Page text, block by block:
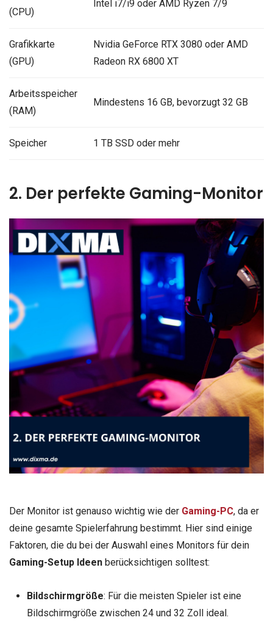
(CPU)
Intel i7/i9 oder AMD Ryzen 7/9
Grafikkarte
(GPU)
Nvidia GeForce RTX 3080 oder AMD
Radeon RX 6800 XT
Arbeitsspeicher
(RAM)
Mindestens 16 GB, bevorzugt 32 GB
Speicher 1 TB SSD oder mehr
2. Der perfekte Gaming-Monitor
Der Monitor ist genauso wichtig wie der Gaming-PC, da er
deine gesamte Spielerfahrung bestimmt. Hier sind einige
Faktoren, die du bei der Auswahl eines Monitors für dein
Gaming-Setup Ideen berücksichtigen solltest:
Bildschirmgröße: Für die meisten Spieler ist eine
Bildschirmgröße zwischen 24 und 32 Zoll ideal.